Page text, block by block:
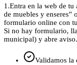
1.Entra en la web de tu
de muebles y enseres”
formulario online con
Si no hay formulario,
municipal) y abre aviso.
Validamos la